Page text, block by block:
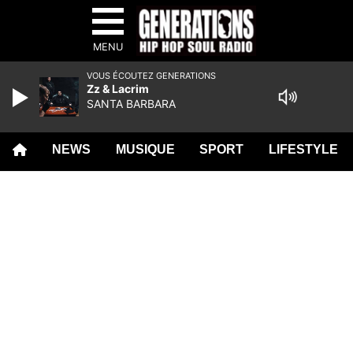
MENU
NEWS MUSIQUE SPORT LIFESTYLE
VOUS ÉCOUTEZ GENERATIONS
Zz & Lacrim
SANTA BARBARA